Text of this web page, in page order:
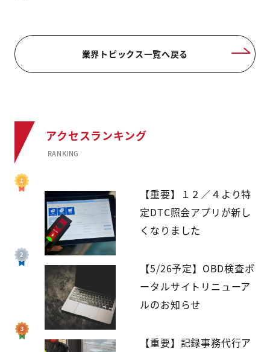
業界トピックス一覧へ戻る
アクセスランキング
RANKING
【重要】１２／４より特
定DTC照会アプリが新し
くなりました
【5/26予定】OBD検査ポ
ータルサイトリニューア
ルのお知らせ
【重要】記録事務代行ア